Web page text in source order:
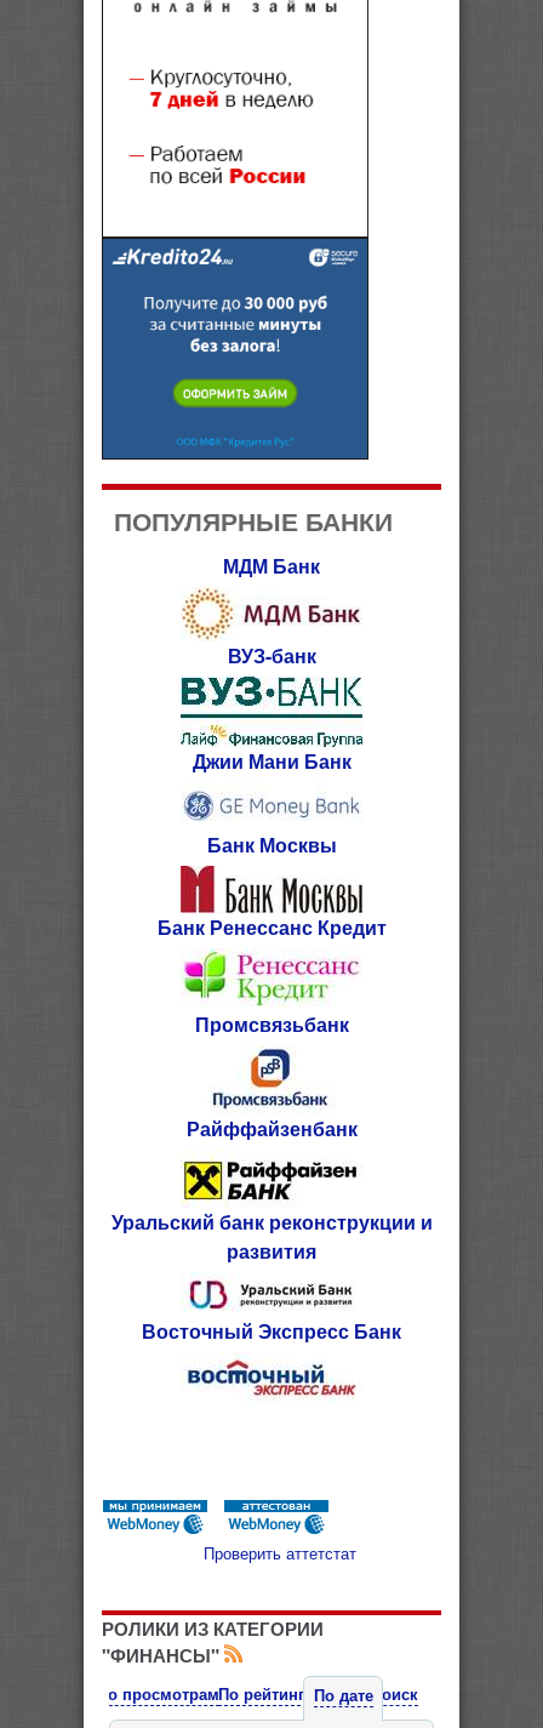
ПОПУЛЯРНЫЕ БАНКИ
МДМ Банк
ВУЗ-банк
Джии Мани Банк
Банк Москвы
Банк Ренессанс Кредит
Промсвязьбанк
Райффайзенбанк
Уральский банк реконструкции и
развития
Восточный Экспресс Банк
Проверить аттетстат
РОЛИКИ ИЗ КАТЕГОРИИ
"ФИНАНСЫ"
По просмотрамПо рейтингу По датеПоиск